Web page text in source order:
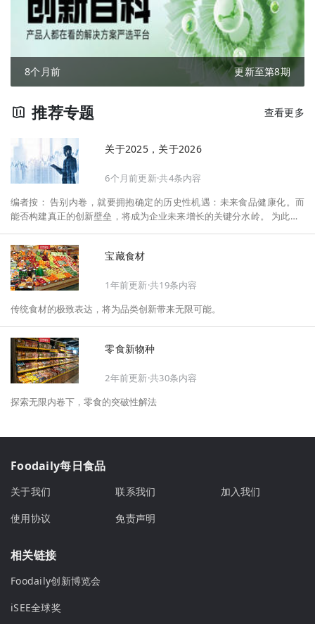
8个月前 更新至第8期
推荐专题 查看更多
关于2025，关于2026
6个月前更新·共4条内容
编者按： 告别内卷，就要拥抱确定的历史性机遇：未来食品健康化。而
能否构建真正的创新壁垒，将成为企业未来增长的关键分水岭。 为此，F
将以“创新产品”透视“未来机会”，以全球视野探寻中国机遇、增长解法，
拆解年度标杆的增长逻辑与谋篇布局，深挖“药食同源”“低GI”“老龄营
养”“清洁标签”等热门赛道的爆品基因，从趋势预判、品类创新、未来增长
机会、企业战略布局以及渠道变革等，为行业提供务实、前瞻的开年创新
宝藏食材
1年前更新·共19条内容
传统食材的极致表达，将为品类创新带来无限可能。
零食新物种
2年前更新·共30条内容
探索无限内卷下，零食的突破性解法
Foodaily每日食品
关于我们 联系我们
加入我们
使用协议
免责声明
相关链接
Foodaily创新博览会
iSEE全球奖